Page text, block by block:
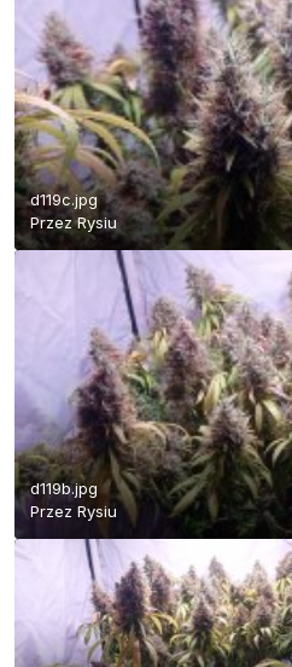
d119c.jpg
PrzezRysiu
d119b.jpg
Przez Rysiu